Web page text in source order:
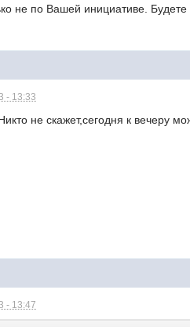
не по Вашей инициативе. Будете
- 13:33
не скажет,сегодня к вечеру
- 13:47